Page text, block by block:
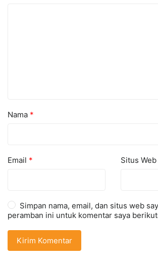
Nama *
Email * Situs Web
Simpan nama, email, dan situs web
peramban ini untuk komentar saya